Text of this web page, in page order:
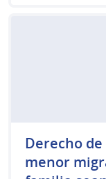
Derecho
menor